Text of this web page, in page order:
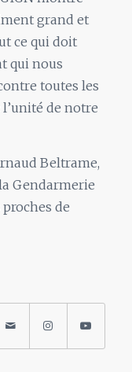
grand et
ce qui doit
qui nous
toutes les
de notre
Beltrame,
Gendarmerie
de